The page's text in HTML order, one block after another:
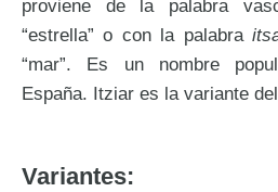
proviene de la palabra
“estrella” o con la palabra
“mar”. Es un nombre
España. Itziar es la variante
Variantes: